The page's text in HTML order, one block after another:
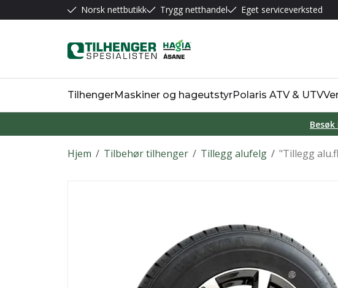
Norsk nettbutikk Trygg netthandel Eget serviceverksted
TilhengerMaskiner og hageutstyrPolaris ATV & UTV
/
Hjem /
Tilbehør tilhenger /
Tillegg alufelg "Tillegg